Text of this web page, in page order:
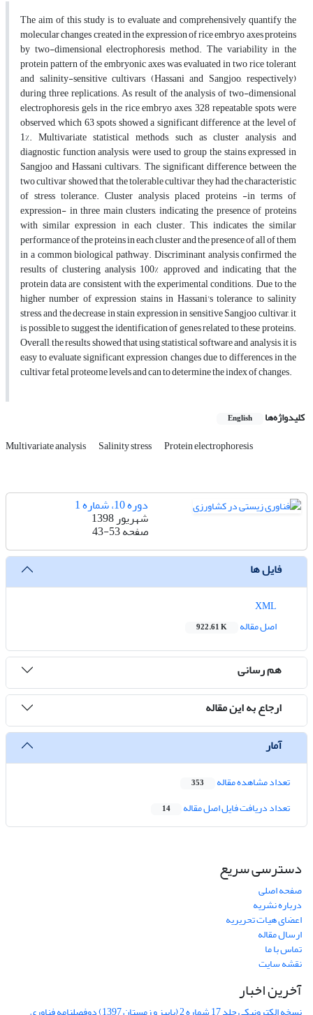
The aim of this study is to evaluate and comprehensively quantify the
molecular changes created in the expression of rice embryo axes proteins
by two-dimensional electrophoresis method. The variability in the
protein pattern of the embryonic axes was evaluated in two rice tolerant
and salinity-sensitive cultivars (Hassani and Sangjoo, respectively)
during three replications. As result of the analysis of two-dimensional
electrophoresis gels in the rice embryo axes, 328 repeatable spots were
observed, which 63 spots showed a significant difference at the level of
1%. Multivariate statistical methods, such as cluster analysis and
diagnostic function analysis, were used to group the stains expressed in
Sangjoo and Hassani cultivars. The significant difference between the
two cultivar showed that the tolerable cultivar they had the characteristic
of stress tolerance. Cluster analysis placed proteins -in terms of
expression- in three main clusters, indicating the presence of proteins
with similar expression in each cluster. This indicates the similar
performance of the proteins in each cluster and the presence of all of them
in a common biological pathway. Discriminant analysis confirmed the
results of clustering analysis 100% approved and indicating that the
protein data are consistent with the experimental conditions. Due to the
higher number of expression stains in Hassani's tolerance to salinity
stress, and the decrease in stain expression in sensitive Sangjoo cultivar, it
is possible to suggest the identification of genes related to these proteins.
Overall, the results showed that using statistical software and analysis, it is
easy to evaluate significant expression changes due to differences in the
cultivar fetal proteome levels and can to determine the index of changes.
کلیدواژه‌ها English
Multivariate analysis Salinity stress Protein electrophoresis
دوره 10، شماره 1
شهریور 1398
صفحه43-53
فایل ها
اصل مقاله
922.61 K
هم رسانی
ارجاع به این مقاله
آمار
تعداد مشاهده مقاله 353
تعداد دریافت فایل اصل مقاله 14
دسترسی سریع
صفحه اصلی
درباره نشریه
اعضای هیات تحریریه
ارسال مقاله
تماس با ما
نقشه سایت
آخرین اخبار